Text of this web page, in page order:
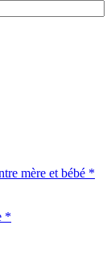
mère et bébé *
*